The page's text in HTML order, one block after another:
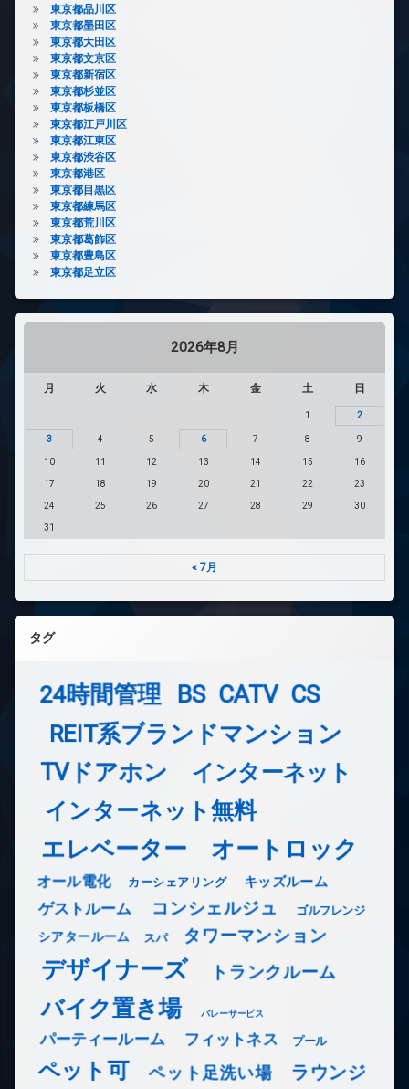
東京都品川区
東京都墨田区
東京都大田区
東京都文京区
東京都新宿区
東京都杉並区
東京都板橋区
東京都江戸川区
東京都江東区
東京都渋谷区
東京都港区
東京都目黒区
東京都練馬区
東京都荒川区
東京都葛飾区
東京都豊島区
東京都足立区
2026年8月
月 火 水 木 金 土 日
1 2
3 4 5 6 7 8 9
10 11 12 13 14 15 16
17 18 19 20 21 22 23
24 25 26 27 28 29 30
31
« 7月
タグ
24時間管理 BS CATV CS
REIT系ブランドマンション
TVドアホン インターネット
インターネット無料
エレベーター オートロック
オール電化 カーシェアリング キッズルーム
ゲストルーム コンシェルジュ ゴルフレンジ
シアタールーム スパ タワーマンション
デザイナーズ トランクルーム
バイク置き場 バレーサービス
パーティールーム フィットネス プール
ペット可 ペット足洗い場 ラウンジ